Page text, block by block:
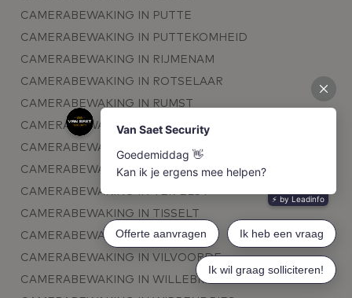
CAMERABEWAKING IN PUTTE
CAMERABEWAKING IN PUTTEKOMHEID
CAMERABEWAKING IN RIJMENAM
CAMERABEWAKING IN ROTSELAAR
CAMERABEWAKING IN RUMST
CAMERABEWAKING IN SCHIPLAKEN
CAMERABEWAKING IN SINT-KATELIJNE-WAVER
CAMERABEWAKING IN SPIKKELENBERG
CAMERABEWAKING IN TER ELST
CAMERABEWAKING IN TISSELT
CAMERABEWAKING IN TREMELO
CAMERABEWAKING IN VILVOORDE
CAMERABEWAKING IN WILLEBROEK